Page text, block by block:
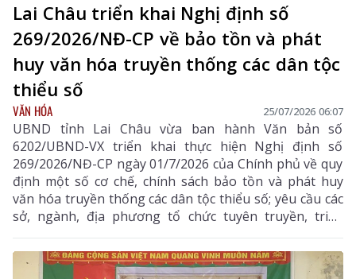
Lai Châu triển khai Nghị định số
269/2026/NĐ-CP về bảo tồn và phát
huy văn hóa truyền thống các dân tộc
thiểu số
VĂN HÓA 25/07/2026 06:07
UBND tỉnh Lai Châu vừa ban hành Văn bản số
6202/UBND-VX triển khai thực hiện Nghị định số
269/2026/NĐ-CP ngày 01/7/2026 của Chính phủ về quy
định một số cơ chế, chính sách bảo tồn và phát huy
văn hóa truyền thống các dân tộc thiểu số; yêu cầu các
sở, ngành, địa phương tổ chức tuyên truyền, triển
khai đồng bộ các nhiệm vụ theo quy định, góp phần
gìn giữ và phát huy bản sắc văn hóa các dân tộc trên
địa bàn tỉnh.